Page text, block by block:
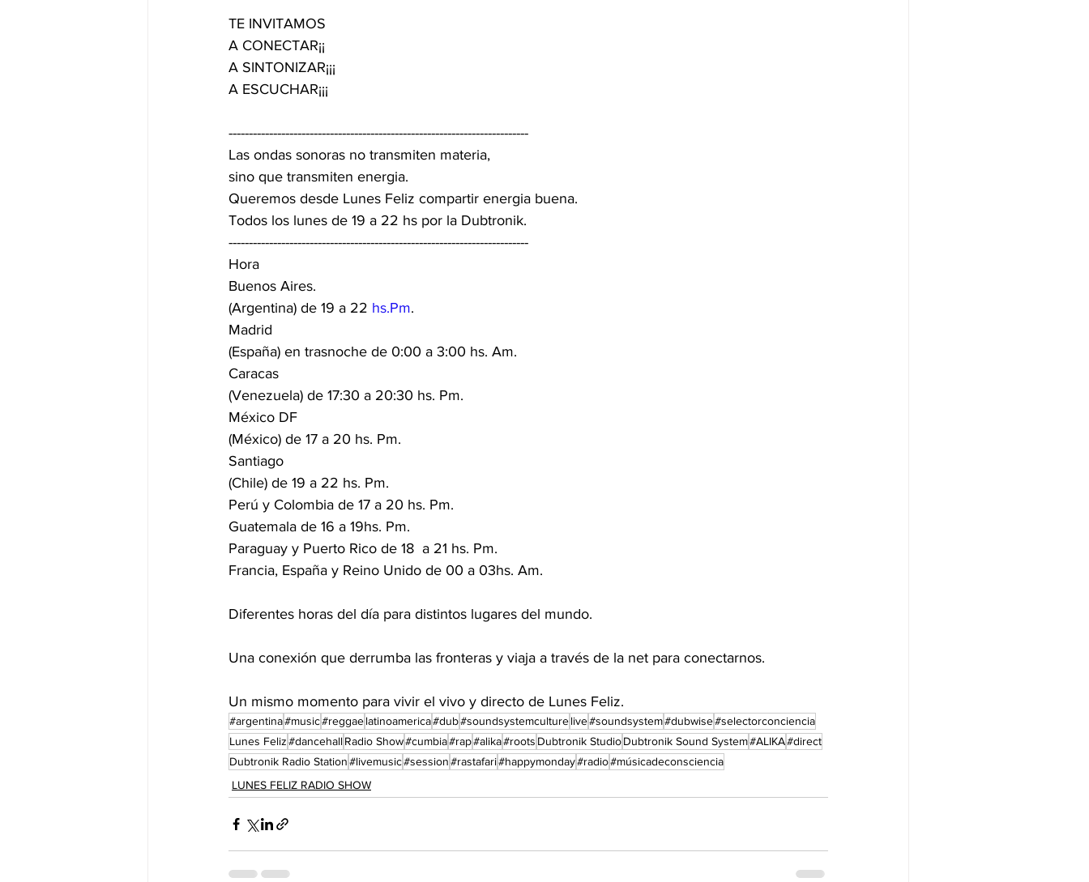
TE INVITAMOS
A CONECTAR¡¡
A SINTONIZAR¡¡¡
A ESCUCHAR¡¡¡
--------------------------------------------------------------------------
Las ondas sonoras no transmiten materia,
sino que transmiten energia.
Queremos desde Lunes Feliz compartir energia buena.
Todos los lunes de 19 a 22 hs por la Dubtronik.
--------------------------------------------------------------------------
Hora
Buenos Aires.
(Argentina) de 19 a 22 hs.Pm.
Madrid
(España) en trasnoche de 0:00 a 3:00 hs. Am.
Caracas
(Venezuela) de 17:30 a 20:30 hs. Pm.
México DF
(México) de 17 a 20 hs. Pm.
Santiago
(Chile) de 19 a 22 hs. Pm.
Perú y Colombia de 17 a 20 hs. Pm.
Guatemala de 16 a 19hs. Pm.
Paraguay y Puerto Rico de 18  a 21 hs. Pm.
Francia, España y Reino Unido de 00 a 03hs. Am.
Diferentes horas del día para distintos lugares del mundo.
Una conexión que derrumba las fronteras y viaja a través de la net para conectarnos.
Un mismo momento para vivir el vivo y directo de Lunes Feliz.
#argentina#music#reggaelatinoamerica#dub#soundsystemculturelive#soundsystem#dubwise#selectorconciencia
Lunes Feliz#dancehallRadio Show#cumbia#rap#alika#roots Dubtronik StudioDubtronik Sound System#ALIKA#direct
Dubtronik Radio Station#livemusic#session#rastafari#happymonday#radio#músicadeconsciencia
LUNES FELIZ RADIO SHOW